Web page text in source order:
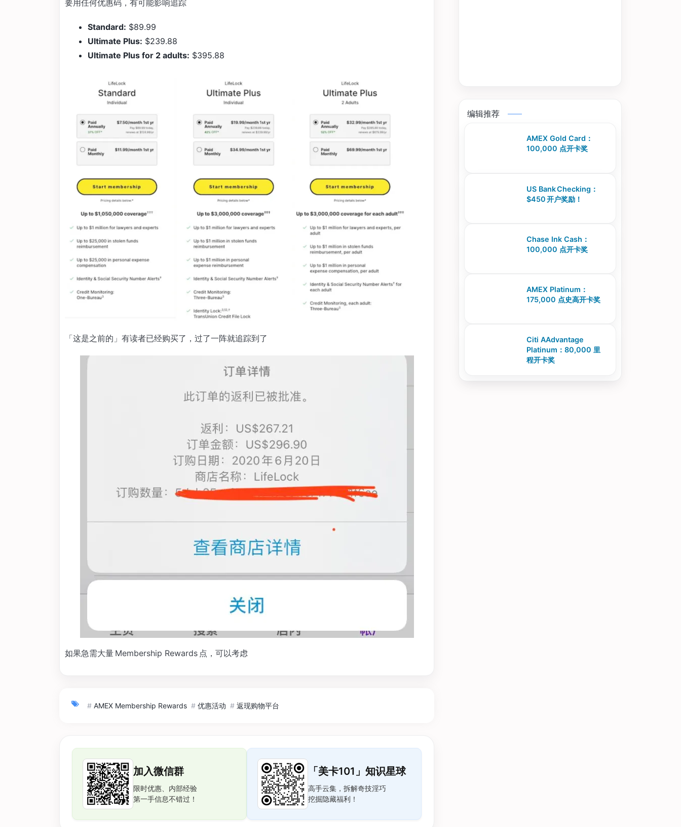
要用任何优惠码，有可能影响追踪
Standard: $89.99
Ultimate Plus: $239.88
Ultimate Plus for 2 adults: $395.88
「这是之前的」有读者已经购买了，过了一阵就追踪到了
如果急需大量 Membership Rewards 点，可以考虑
# AMEX Membership Rewards # 优惠活动 # 返现购物平台
加入微信群
限时优惠、内部经验
第一手信息不错过！
「美卡101」知识星球
高手云集，拆解奇技淫巧
挖掘隐藏福利！
编辑推荐
AMEX Gold Card：
100,000 点开卡奖
US Bank Checking：
$450 开户奖励！
Chase Ink Cash：
100,000 点开卡奖
AMEX Platinum：
175,000 点史高开卡奖
Citi AAdvantage
Platinum：80,000 里
程开卡奖